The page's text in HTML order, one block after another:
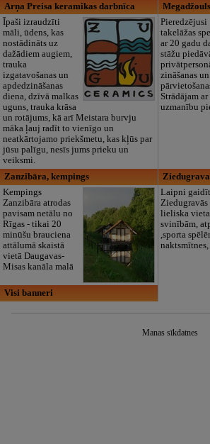
Arņa Preisa keramikas darbnīca
Īpaši izraudzīti
māli, ūdens, kas
nostādināts uz
dažādiem augiem,
trauka
izgatavošanas un
apdedzināšanas
diena, dzīvā malkas
uguns, trauka krāsa
un rotājums, kā arī Meistara burvju
māka ļauj radīt to vienīgo un
neatkārtojamo priekšmetu, kas kļūs par
jūsu palīgu, nesīs jums prieku un
veiksmi.
Pieredzējusi
takelāžas
ar 20 gadu
stāžu
zināšanas
Strādājam
uzmanību
Zanzibāra, kempings
Kempings
Zanzibāra atrodas
pavisam netālu no
Rīgas - tikai 20
minūšu brauciena
attālumā skaistā
vietā Daugavas-
Misas kanāla malā
Laipni
Ziedugravās
lieliska vieta
svinībām,
,sporta
Visi banneri
Manas sīkdatnes